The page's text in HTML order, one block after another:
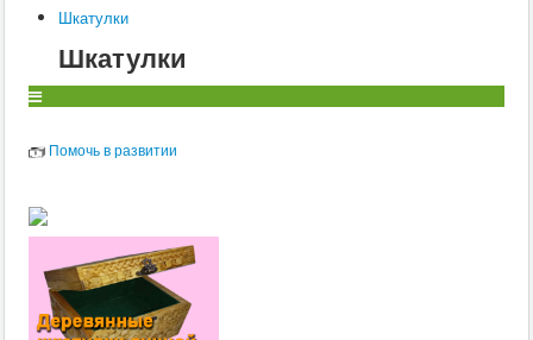
Шкатулки
Шкатулки
Помочь в развитии